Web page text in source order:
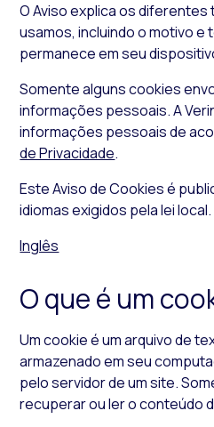
O Aviso explica os
usamos, incluindo o motivo e
permanece em seu
Somente algunscookies
informações pessoais. A
informações pessoais de
de Privacidade.
Este Aviso de Cookies é
idiomas exigidos pela lei local.
Inglês
O que é um
Umcookieé um arquivo de
armazenado em seu
pelo servidor de um site.
recuperar ou ler o conteúdo